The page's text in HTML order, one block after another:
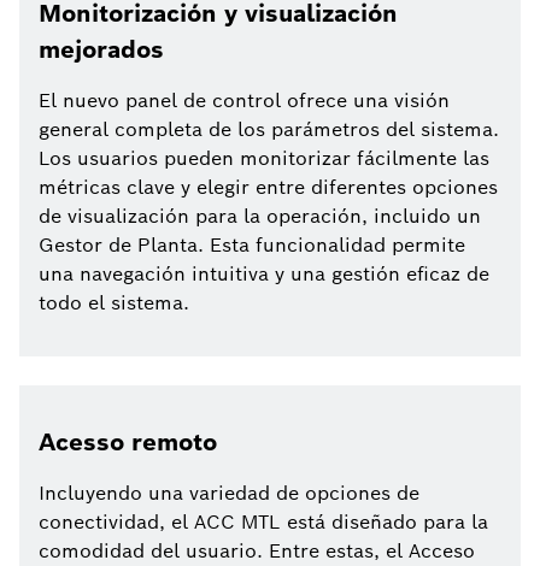
Monitorización y visualización
mejorados
El nuevo panel de control ofrece una visión
general completa de los parámetros del sistema.
Los usuarios pueden monitorizar fácilmente las
métricas clave y elegir entre diferentes opciones
de visualización para la operación, incluido un
Gestor de Planta. Esta funcionalidad permite
una navegación intuitiva y una gestión eficaz de
todo el sistema.
Acesso remoto
Incluyendo una variedad de opciones de
conectividad, el ACC MTL está diseñado para la
comodidad del usuario. Entre estas, el Acceso